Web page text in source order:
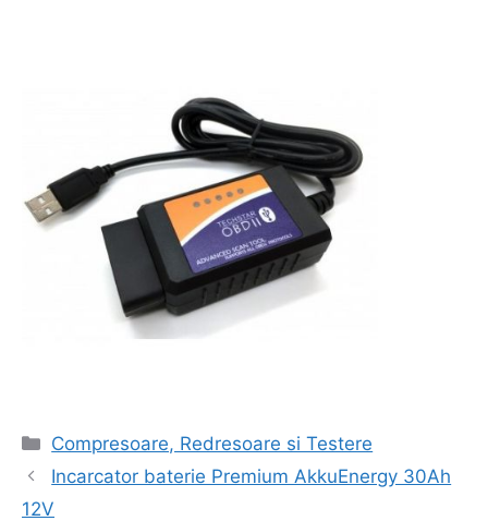
Categorii
Compresoare, Redresoare si Testere
Navigare
în
Incarcator baterie Premium AkkuEnergy 30Ah
12V